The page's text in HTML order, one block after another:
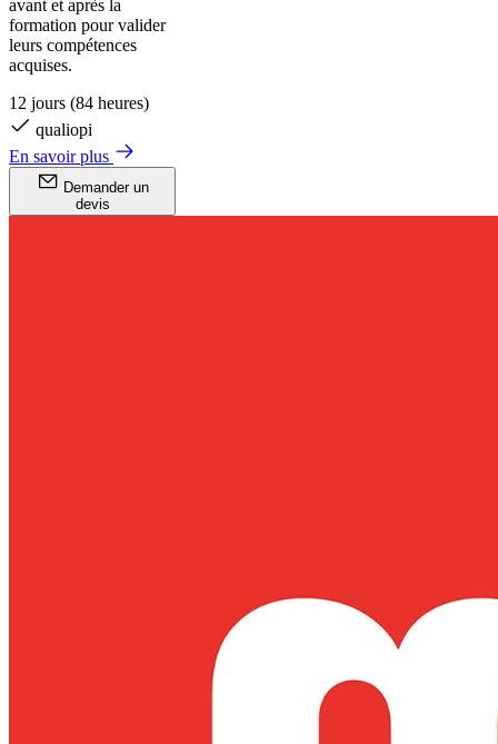
avant et après la
formation pour valider
leurs compétences
acquises.
12 jours (84 heures)
qualiopi
En savoir plus
Demander un
devis